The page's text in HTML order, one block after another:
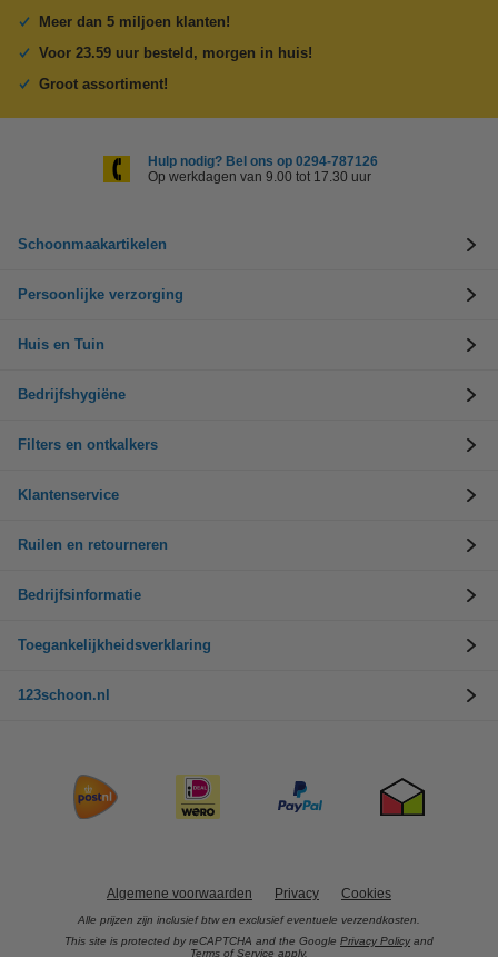
Meer dan 5 miljoen klanten!
Voor 23.59 uur besteld, morgen in huis!
Groot assortiment!
Hulp nodig? Bel ons op 0294-787126
Op werkdagen van 9.00 tot 17.30 uur
Schoonmaakartikelen
Persoonlijke verzorging
Huis en Tuin
Bedrijfshygiëne
Filters en ontkalkers
Klantenservice
Ruilen en retourneren
Bedrijfsinformatie
Toegankelijkheidsverklaring
123schoon.nl
Algemene voorwaarden Privacy Cookies
Alle prijzen zijn inclusief btw en exclusief eventuele verzendkosten.
This site is protected by reCAPTCHA and the Google Privacy Policy and
Terms of Service apply.